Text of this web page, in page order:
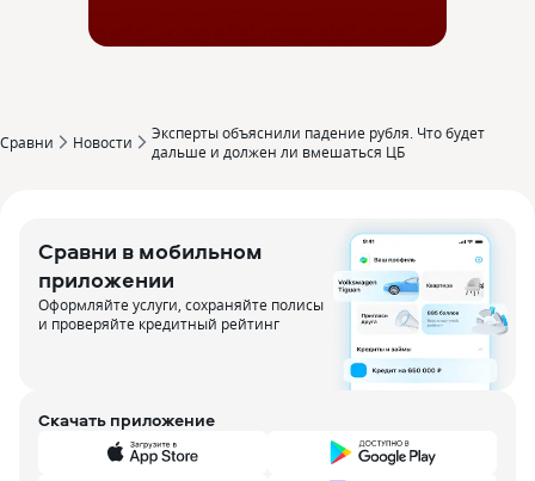
Сравни Новости
Эксперты объяснили падение рубля. Что будет
дальше и должен ли вмешаться ЦБ
Сравни в мобильном
приложении
Оформляйте услуги, сохраняйте полисы
и проверяйте кредитный рейтинг
Скачать приложение